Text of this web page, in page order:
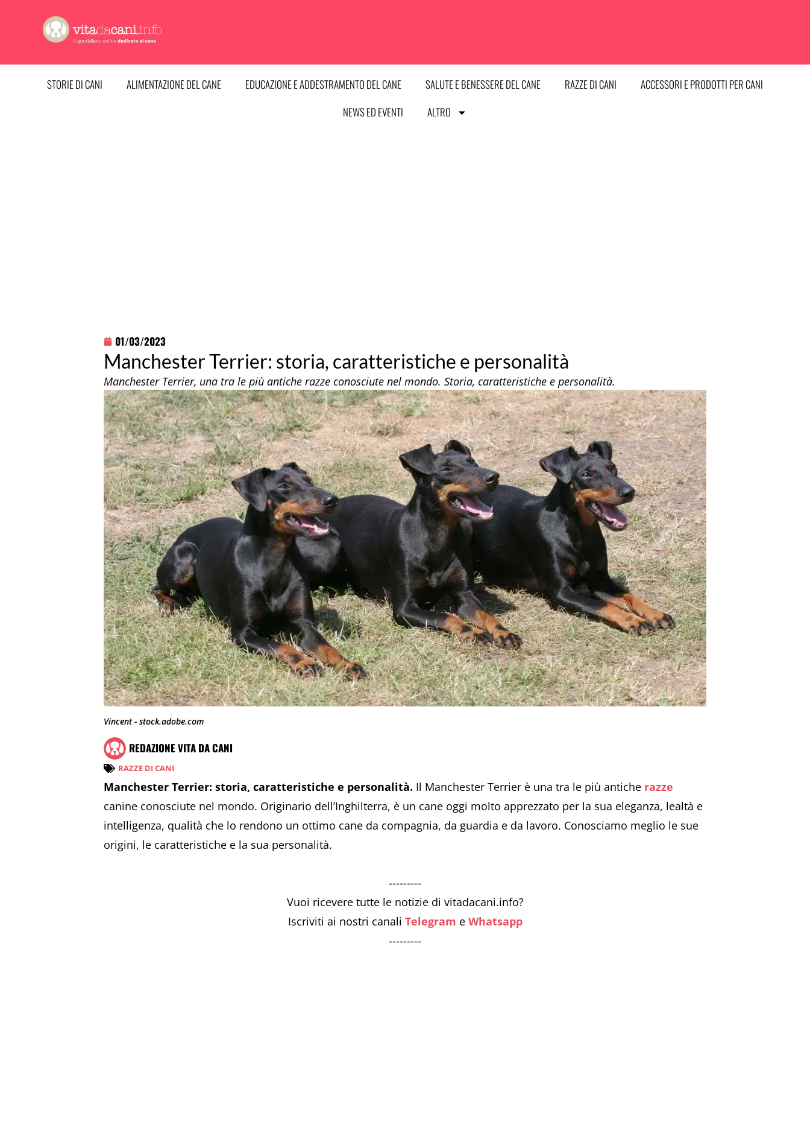
contenuto
STORIE DI CANI ALIMENTAZIONE DEL CANE EDUCAZIONE E ADDESTRAMENTO DEL CANE SALUTE E BENESSERE DEL CANE RAZZE DI CANI
ACCESSORI E PRODOTTI PER CANI
NEWS ED EVENTI
ALTRO
01/03/2023
Manchester Terrier: storia, caratteristiche e personalità
Manchester Terrier, una tra le più antiche razze conosciute nel mondo. Storia, caratteristiche e personalità.
Vincent - stock.adobe.com
REDAZIONE VITA DA CANI
RAZZE DI CANI
Manchester Terrier: storia, caratteristiche e personalità. Il Manchester Terrier è una tra le più antiche razze
canine conosciute nel mondo. Originario dell’Inghilterra, è un cane oggi molto apprezzato per la sua eleganza, lealtà e
intelligenza, qualità che lo rendono un ottimo cane da compagnia, da guardia e da lavoro. Conosciamo meglio le sue
origini, le caratteristiche e la sua personalità.
---------
Vuoi ricevere tutte le notizie di vitadacani.info?
Iscriviti ai nostri canali Telegram e Whatsapp
---------